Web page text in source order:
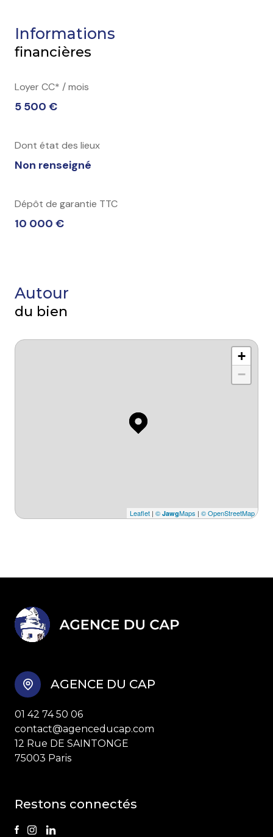
Informations
financières
Loyer CC* / mois
5 500 €
Dont état des lieux
Non renseigné
Dépôt de garantie TTC
10 000 €
Autour
du bien
+
−
Leaflet | © JawgMaps | © OpenStreetMap
AGENCE DU CAP
01 42 74 50 06
contact@agenceducap.com
12 Rue DE SAINTONGE
75003 Paris
Restons connectés